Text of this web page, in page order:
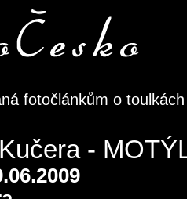
fotočlánkům o
-